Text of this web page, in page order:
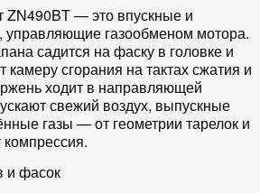
ZN490BT — это впускные и
управляющие газообменом мотора.
садится на фаску в головке и
камеру сгорания на тактах сжатия и
ходит в направляющей
свежий воздух, выпускные
газы — от геометрии тарелок и
компрессия.
и фасок